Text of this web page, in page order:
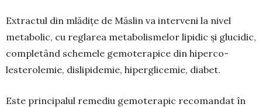
Extractul din mlădițe de Măslin va interveni la nivel
metabolic, cu reglarea meta­bolis­melor lipidic și glucidic,
completând schemele gemoterapice din hiperco­
lesterolemie, dislipidemie, hiperglice­mie, diabet.
Este principalul remediu gemote­rapic recoman­dat în